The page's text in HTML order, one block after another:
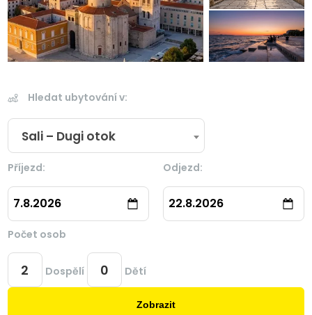
Hledat ubytování v:
Sali – Dugi otok
Příjezd:
7.8.2026
Odjezd:
22.8.2026
Počet osob
Dospělí Dětí
Zobrazit